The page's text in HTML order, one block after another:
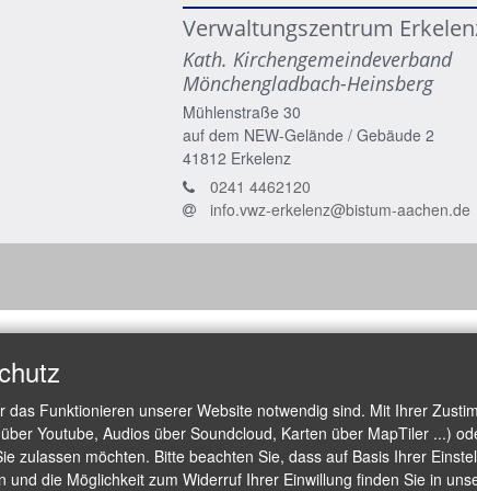
Verwaltungszentrum
Kath. Kirchengemeindeverband
Mönchengladbach-Heinsberg
Mühlenstraße 30
auf dem NEW-Gelände / Gebäude 2
41812 Erkelenz
0241 4462120
info.vwz-erkelenz@bistum-aachen.de
Funktionieren unserer Website notwendig sind. Mit Ihrer
Youtube, Audios über Soundcloud, Karten über MapTiler ...)
zulassen möchten. Bitte beachten Sie, dass auf Basis Ihrer
die Möglichkeit zum Widerruf Ihrer Einwillung finden Sie in